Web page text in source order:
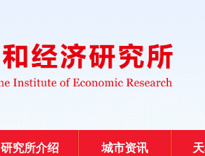
研究所介绍 城市资讯